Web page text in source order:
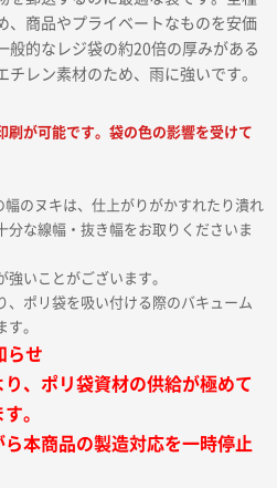
、商品やプライベートなものを安価
般的なレジ袋の約20倍の厚みがある
レン素材のため、雨に強いです。
刷が可能です。袋の色の影響を受けて
のヌキは、仕上がりがかすれたり潰れ
分な線幅・抜き幅をお取りくださいま
いことがございます。
ポリ袋を吸い付ける際のバキューム
す。
らせ
、ポリ袋資材の供給が極めて
。
本商品の製造対応を一時停止